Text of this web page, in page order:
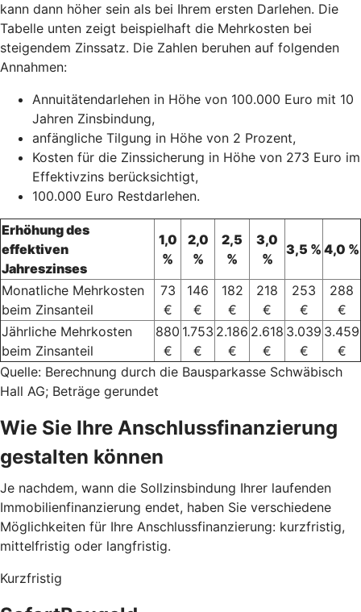
kann dann höher sein als bei Ihrem ersten Darlehen. Die
Tabelle unten zeigt beispielhaft die Mehrkosten bei
steigendem Zinssatz. Die Zahlen beruhen auf folgenden
Annahmen:
Annuitätendarlehen in Höhe von 100.000 Euro mit 10
Jahren Zinsbindung,
anfängliche Tilgung in Höhe von 2 Prozent,
Kosten für die Zinssicherung in Höhe von 273 Euro im
Effektivzins berücksichtigt,
100.000 Euro Restdarlehen.
Erhöhung des
effektiven
Jahreszinses
1,0
%
2,0
%
2,5
%
3,0
%
3,5 % 4,0 %
Monatliche Mehrkosten
beim Zinsanteil
73
€
146
€
182
€
218
€
253
€
288
€
Jährliche Mehrkosten
beim Zinsanteil
880
€
1.753
€
2.186
€
2.618
€
3.039
€
3.459
€
Quelle: Berechnung durch die Bausparkasse Schwäbisch
Hall AG; Beträge gerundet
Wie Sie Ihre Anschlussfinanzierung
gestalten können
Je nachdem, wann die Sollzinsbindung Ihrer laufenden
Immobilienfinanzierung endet, haben Sie verschiedene
Möglichkeiten für Ihre Anschlussfinanzierung: kurzfristig,
mittelfristig oder langfristig.
Kurzfristig